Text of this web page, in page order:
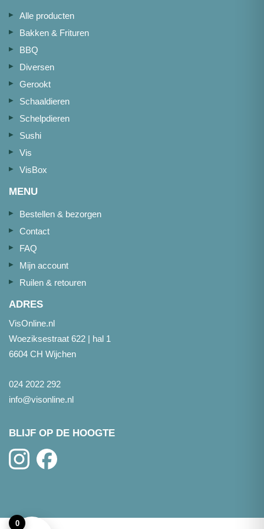
Alle producten
Bakken & Frituren
BBQ
Diversen
Gerookt
Schaaldieren
Schelpdieren
Sushi
Vis
VisBox
MENU
Bestellen & bezorgen
Contact
FAQ
Mijn account
Ruilen & retouren
ADRES
VisOnline.nl
Woeziksestraat 622 | hal 1
6604 CH Wijchen
024 2022 292
info@visonline.nl
BLIJF OP DE HOOGTE
0